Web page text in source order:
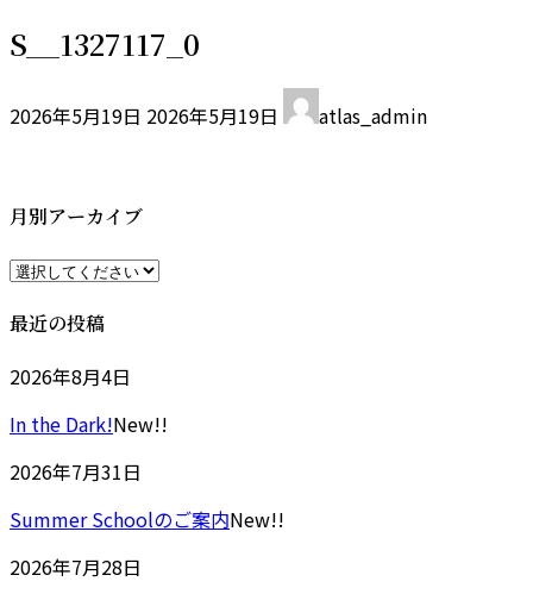
S__1327117_0
2026年5月19日 終
:
2026年5月19日 atlas_admin
月別アーカイブ
最近の投稿
2026年8月4日
In the Dark!New!!
2026年7月31日
Summer Schoolのご案内New!!
2026年7月28日